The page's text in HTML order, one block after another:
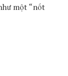
một “nốt